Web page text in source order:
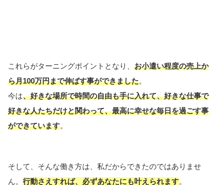
これらがターニングポイントとなり、 お小遣い程度の売上か
ら月100万円まで伸ばす事ができました。
今は、好きな場所で時間の自由も手に入れて、好きな仕事で
好きな人たちだけと関わって、最高に幸せな毎日を過ごす事
ができています。
そして、そんな働き方は、私だからできたのではありませ
ん。 行動さえすれば、必ずあなたにも叶えられます。